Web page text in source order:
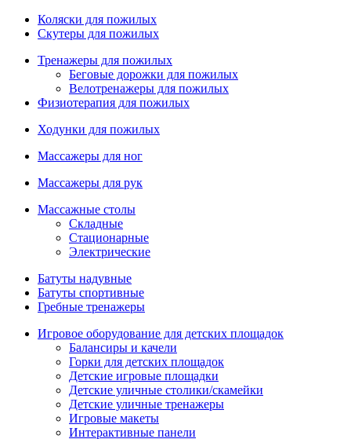
Коляски для пожилых
Скутеры для пожилых
Тренажеры для пожилых
Беговые дорожки для пожилых
Велотренажеры для пожилых
Физиотерапия для пожилых
Ходунки для пожилых
Массажеры для ног
Массажеры для рук
Массажные столы
Складные
Стационарные
Электрические
Батуты надувные
Батуты спортивные
Гребные тренажеры
Игровое оборудование для детских площадок
Балансиры и качели
Горки для детских площадок
Детские игровые площадки
Детские уличные столики/скамейки
Детские уличные тренажеры
Игровые макеты
Интерактивные панели